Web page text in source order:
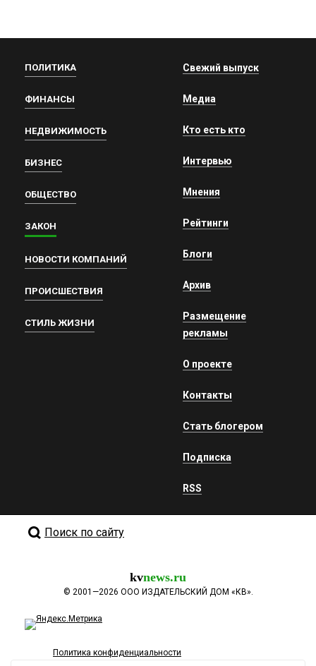
ПОЛИТИКА
ФИНАНСЫ
НЕДВИЖИМОСТЬ
БИЗНЕС
ОБЩЕСТВО
ЗАКОН
НОВОСТИ КОМПАНИЙ
ПРОИСШЕСТВИЯ
СТИЛЬ ЖИЗНИ
Свежий выпуск
Медиа
Кто есть кто
Интервью
Мнения
Рейтинги
Блоги
Архив
Размещение
рекламы
О проекте
Контакты
Стать блогером
Подписка
RSS
Поиск по сайту
kvnews.ru
© 2001—2026 ООО ИЗДАТЕЛЬСКИЙ ДОМ «КВ».
Политика конфиденциальности